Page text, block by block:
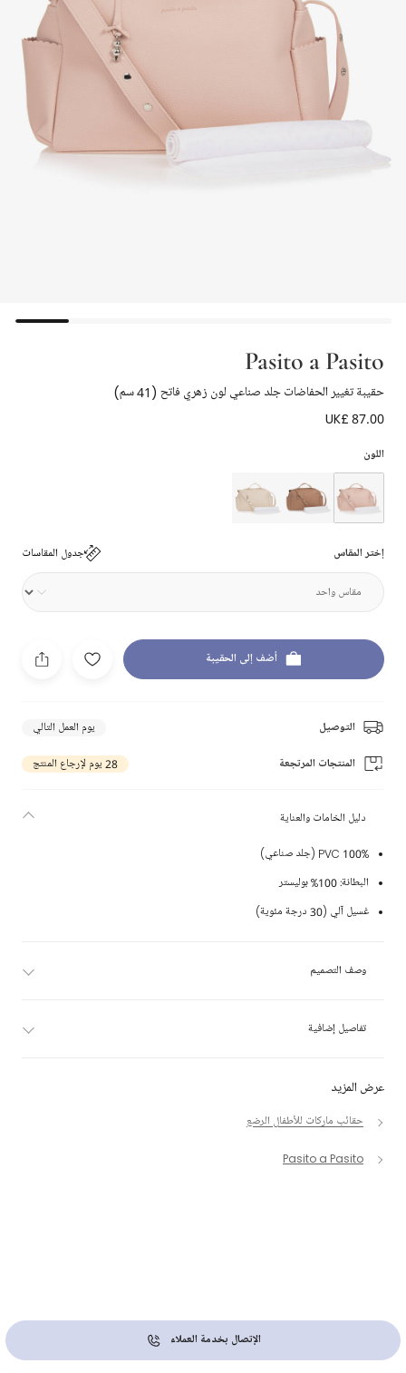
Pasito a Pasito
حقيبة تغيير الحفاضات جلد صناعي لون زهري فاتح (41 سم)
UK£ 87.00
اللون
إختر المقاس جدول المقاسات
أضف إلى الحقيبة
التوصيل يوم العمل التالي
المنتجات المرتجعة 28 يوم لإرجاع المنتج
عرض المزيد
حقائب ماركات للأطفال الرضع
Pasito a Pasito
دليل الخامات والعناية
100% PVC (جلد صناعي)
البطانة: 100% بوليستر
غسيل آلي (30 درجة مئوية)
وصف التصميم
تفاصيل إضافية
الإتصال بخدمة العملاء